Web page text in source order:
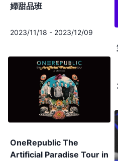
婦甜品班
2023/11/18 - 2023/12/09
OneRepublic The
Artificial Paradise Tour in